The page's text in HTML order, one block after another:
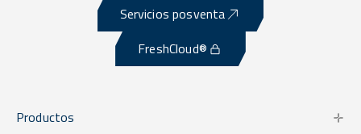
Servicios posventa
FreshCloud®
Productos